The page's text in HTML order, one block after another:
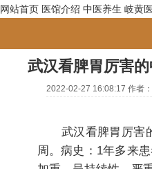
网站首页 医馆介绍 中医养生 岐黄
武汉看脾胃厉害
2022-02-27 16:08:17 作者
武汉看脾胃厉害
周。病史：1年多来